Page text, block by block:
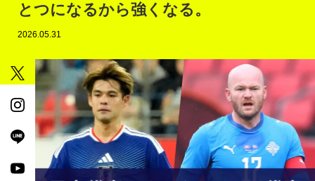
とつになるから強くなる。
2026.05.31